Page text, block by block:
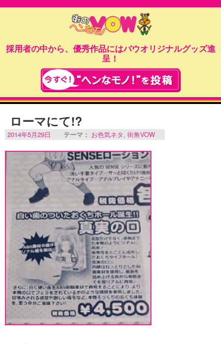
採用者の中から、優秀作品にはバウオリジナルグッズ進
呈！
ローマにて!?
2014年5月29日 テーマ： お色気ネタ, 街角VOW